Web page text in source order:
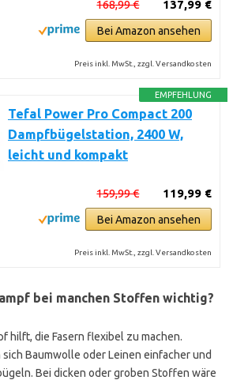
137,99 €
168,99 €
Bei Amazon ansehen
Preis inkl. MwSt., zzgl. Versandkosten
EMPFEHLUNG
Tefal Power Pro Compact 200
Dampfbügelstation, 2400 W,
leicht und kompakt
119,99 €
159,99 €
Bei Amazon ansehen
Preis inkl. MwSt., zzgl. Versandkosten
bei manchen Stoffen wichtig?
hilft, die Fasern flexibel zu machen.
Baumwolle oder Leinen einfacher und
Bei dicken oder groben Stoffen wäre